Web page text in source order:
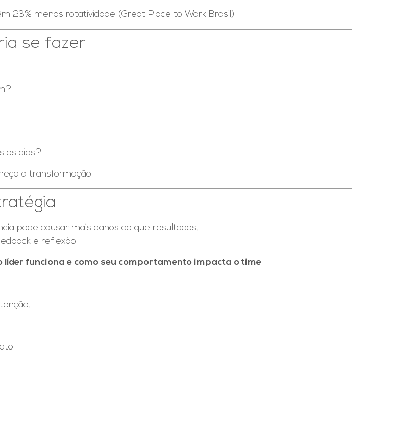
23% menos rotatividade (Great Place to Work Brasil).
se fazer
os dias?
a transformação.
pode causar mais danos do que resultados.
e reflexão.
líder funciona e como seu comportamento impacta o time: